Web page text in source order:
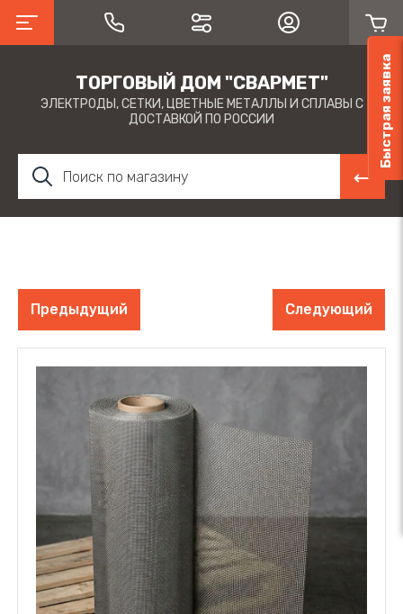
ТОРГОВЫЙ ДОМ "СВАРМЕТ"
ЭЛЕКТРОДЫ, СЕТКИ, ЦВЕТНЫЕ МЕТАЛЛЫ И СПЛАВЫ С
ДОСТАВКОЙ ПО РОССИИ
Предыдущий Следующий
Быстрая заявка